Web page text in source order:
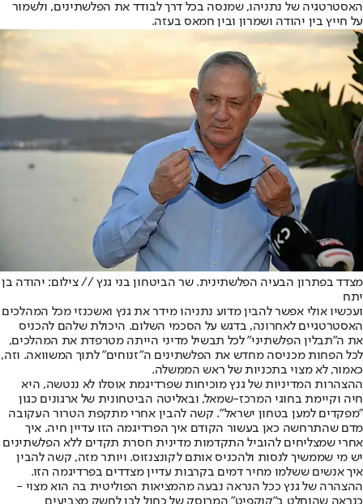
האסטרטגיה של נתניהו, שמנסה בכל דרך לבודד את הפלשתינים, ולשמור
על חייץ בין יהודה ושמרון ובין חמאס בעזה.
מצדד בפתרון הבעיה הפלשתינית. שר הביטחון בני גנץ // צילום: יהודה בן
יתח
ועכשיו אולי אפשר להבין מדוע נתניהו מידר את גנץ ואשכנזי מכל המהלכים
האסטרטגיים לאחרונה, בדגש על הסכמי השלום. היכולת שלהם להכניס
את ה"תבלין הפלשתיני" לכל תבשיל מדיני הייתה מטרפדת את המהלכים,
לכל הפחות מכניסה מחדש את הפלשתינים ה"זנוחים" לתוך המשוואה. וזה,
כאמור, לא מצוי בתכניות של ראש הממשלה.
ההצהרות המדיניות של גנץ מוכיחות שפרדיגמת אוסלו לא ננטשה, היא
חיה וקיימת בחוגי המרכז-שמאל, ובאליטה הביטחונית של ארגונים כגון
"מפקדים למען בטחון ישראל". קשה להבין אחרי מתקפת הטרור העקובה
מדם שהתרחשה כאן בעשור הקודם איך הפרדיגמה הזו עדיין חיה. איך
אחרי שמצליחים להוביל התקדמות מדינית חסרת תקדים ללא הפלשתינים
יש מי שממשיך לנסות ולהכניס אותם לקונצנזוס. ויותר מזה, קשה להבין
איך אנשים ששלמו מחיר דמים בקרבות עדיין מצדדים בפרדיגמה הזו.
ההצהרה של גנץ ככל הנראה נבעה מהמציאות הפוליטית בה הוא מצוי -